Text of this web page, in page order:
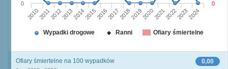
201020112012201320142015201620172018201920202021202220232024
0 0
Wypadki drogowe Ranni Ofiary śmiertelne
0,00
Ofiary śmiertelne na 100 wypadków